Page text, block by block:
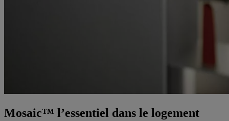
Mosaic™ l’essentiel dans le logement